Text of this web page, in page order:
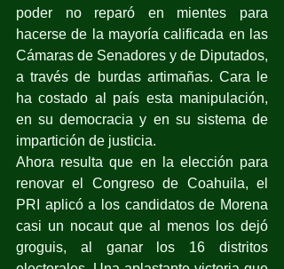
poder no reparó en mientes para
hacerse de la mayoría calificada en las
Cámaras de Senadores y de Diputados,
a través de burdas artimañas. Cara le
ha costado al país esta manipulación,
en su democracia y en su sistema de
impartición de justicia.
Ahora resulta que en la elección para
renovar el Congreso de Coahuila, el
PRI aplicó a los candidatos de Morena
casi un nocaut que al menos los dejó
groguis, al ganar los 16 distritos